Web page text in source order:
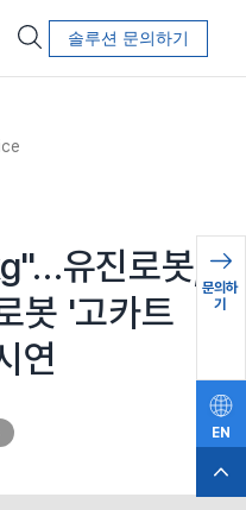
솔루션 문의하기
유진로봇,
봇 '고카트
연
문의하
기
EN